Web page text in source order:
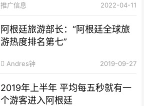
推广信息 2022-04-11
阿根廷旅游部长：“阿根廷全球旅
游热度排名第七”
Andres钟 2019-09-27
2019年上半年 平均每五秒就有一
个游客进入阿根廷